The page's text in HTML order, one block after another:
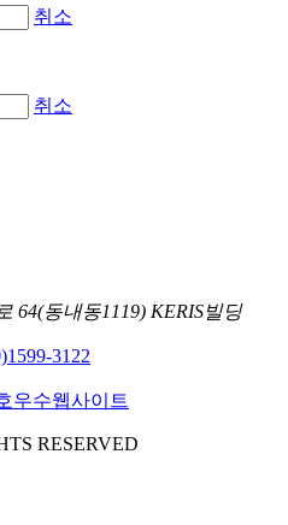
취소
취소
64(동내동1119) KERIS빌딩
1599-3122
RESERVED